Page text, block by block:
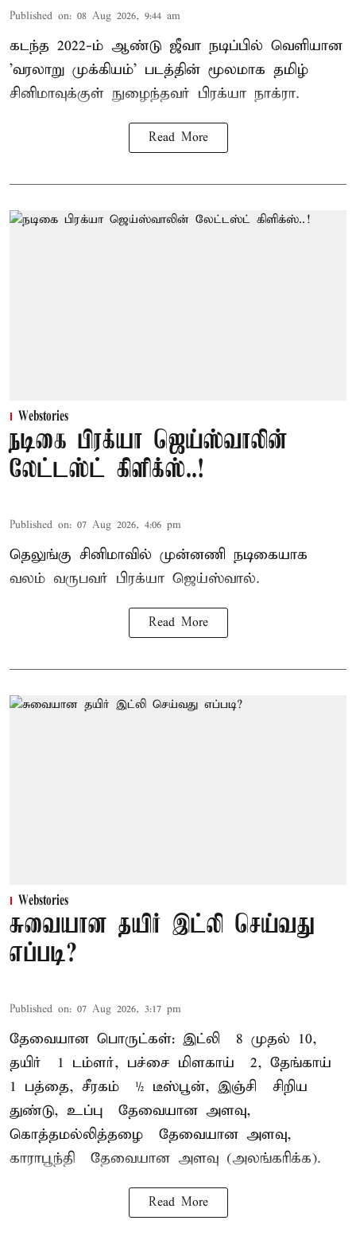
Published on: 08 Aug 2026, 9:44 am
கடந்த 2022-ம் ஆண்டு ஜீவா நடிப்பில் வெளியான
'வரலாறு முக்கியம்' படத்தின் மூலமாக தமிழ்
சினிமாவுக்குள் நுழைந்தவர் பிரக்யா நாக்ரா.
Read More
Webstories
நடிகை பிரக்யா ஜெய்ஸ்வாலின்
லேட்டஸ்ட் கிளிக்ஸ்..!
Published on: 07 Aug 2026, 4:06 pm
தெலுங்கு சினிமாவில் முன்னணி நடிகையாக
வலம் வருபவர் பிரக்யா ஜெய்ஸ்வால்.
Read More
Webstories
சுவையான தயிர் இட்லி செய்வது
எப்படி?
Published on: 07 Aug 2026, 3:17 pm
தேவையான பொருட்கள்: இட்லி – 8 முதல் 10,
தயிர் – 1 டம்ளர், பச்சை மிளகாய் – 2, தேங்காய் –
1 பத்தை, சீரகம் – ½ டீஸ்பூன், இஞ்சி – சிறிய
துண்டு, உப்பு – தேவையான அளவு,
கொத்தமல்லித்தழை – தேவையான அளவு,
காராபூந்தி – தேவையான அளவு (அலங்கரிக்க).
Read More